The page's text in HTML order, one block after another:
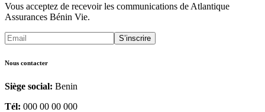
Vous acceptez de recevoir les communications de Atlantique
Assurances Bénin Vie.
Nous contacter
Siège social: Benin
Tél: 000 00 00 000